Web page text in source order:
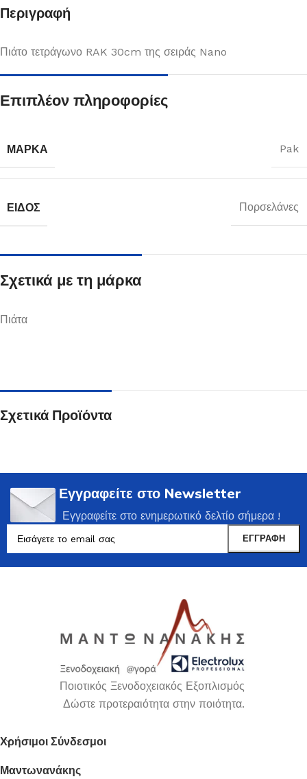
Περιγραφή
Πιάτο τετράγωνο RAK 30cm της σειράς Nano
Επιπλέον πληροφορίες
ΜΆΡΚΑ Pak
ΕΊΔΟΣ Πορσελάνες
Σχετικά με τη μάρκα
Πιάτα
Σχετικά Προϊόντα
Εγγραφείτε στο Newsletter
Εγγραφείτε στο ενημερωτικό δελτίο σήμερα !
Ποιοτικός Ξενοδοχειακός Εξοπλισμός
Δώστε προτεραιότητα στην ποιότητα.
Χρήσιμοι Σύνδεσμοι
Μαντωνανάκης